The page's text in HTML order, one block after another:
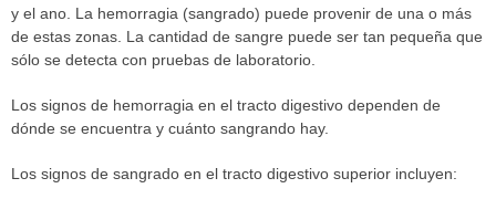
y el ano. La hemorragia (sangrado) puede provenir de una o más
de estas zonas. La cantidad de sangre puede ser tan pequeña que
sólo se detecta con pruebas de laboratorio.
Los signos de hemorragia en el tracto digestivo dependen de
dónde se encuentra y cuánto sangrando hay.
Los signos de sangrado en el tracto digestivo superior incluyen: